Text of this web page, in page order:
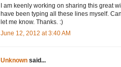
I am keenly working on sharing this great
have been typing all these lines myself.
let me know. Thanks. :)
June 12, 2012 at 3:40 AM
Unknown said...